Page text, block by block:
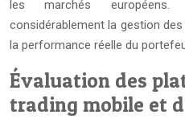
les marchés européens.
considérablement la gestion
la performance réelle du
Évaluation des
trading mobile et